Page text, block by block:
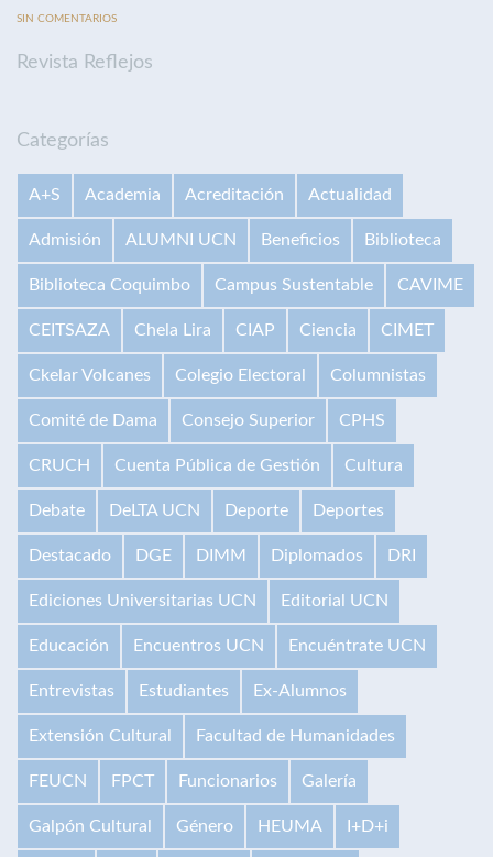
SIN COMENTARIOS
Revista Reflejos
Categorías
A+S Academia Acreditación Actualidad
Admisión ALUMNI UCN Beneficios Biblioteca
Biblioteca Coquimbo Campus Sustentable CAVIME
CEITSAZA Chela Lira CIAP Ciencia CIMET
Ckelar Volcanes Colegio Electoral Columnistas
Comité de Dama Consejo Superior CPHS
CRUCH Cuenta Pública de Gestión Cultura
Debate DeLTA UCN Deporte Deportes
Destacado DGE DIMM Diplomados DRI
Ediciones Universitarias UCN Editorial UCN
Educación Encuentros UCN Encuéntrate UCN
Entrevistas Estudiantes Ex-Alumnos
Extensión Cultural Facultad de Humanidades
FEUCN FPCT Funcionarios Galería
Galpón Cultural Género HEUMA I+D+i